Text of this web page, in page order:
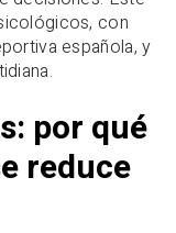
con
española, y
por qué
reduce